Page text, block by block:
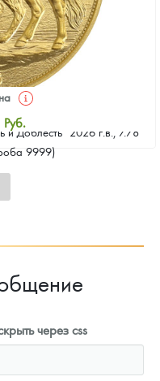
и Доблесть" 2026 г.в., 7.78
9999)
Руб.
цена
через css